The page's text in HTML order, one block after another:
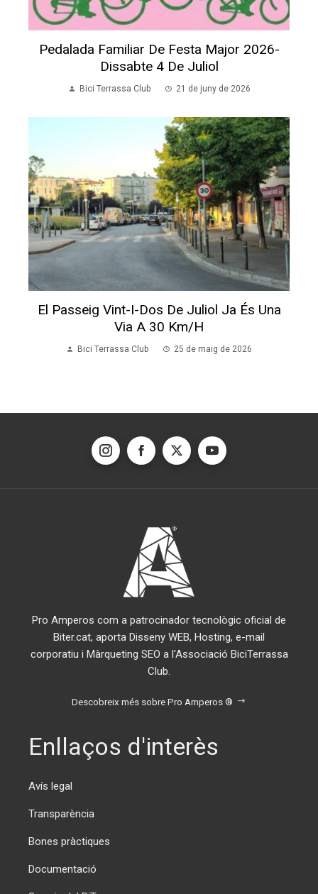
Pedalada Familiar De Festa Major 2026-
Dissabte 4 De Juliol
Bici Terrassa Club 21 de juny de 2026
El Passeig Vint-I-Dos De Juliol Ja És Una
Via A 30 Km/h
Bici Terrassa Club 25 de maig de 2026
Pro Amperos com a patrocinador tecnològic oficial de
Biter.cat, aporta Disseny WEB, Hosting, e-mail
corporatiu i Màrqueting SEO a l'Associació BiciTerrassa
Club.
Descobreix més sobre Pro Amperos ®
Enllaços d'interès
Avís legal
Transparència
Bones pràctiques
Documentació